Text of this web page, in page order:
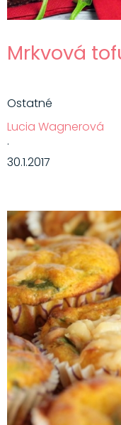
Mrkvová
Ostatné
Lucia Wagnerová
·
30.1.2017